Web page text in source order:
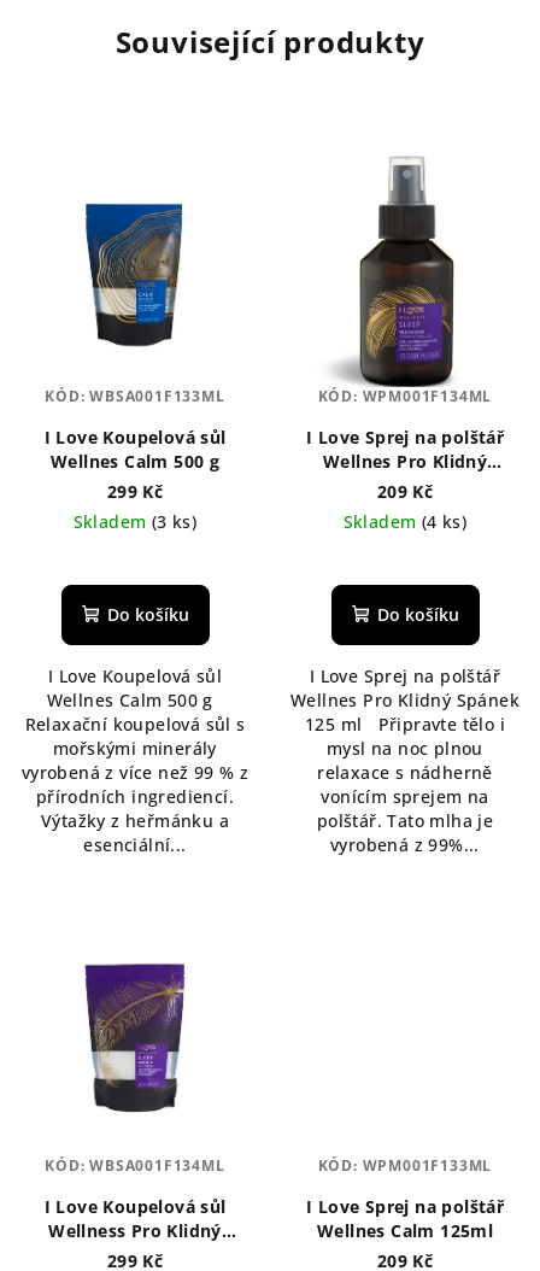
Související produkty
I Love Koupelová sůl
Wellnes Calm 500 g
299 Kč
Skladem (3 ks)
hodnocení
produktu
z
5
hvězdiček.
Do košíku
I Love Koupelová sůl
Wellnes Calm 500 g
Relaxační koupelová sůl s
mořskými minerály
vyrobená z více než 99 % z
přírodních ingrediencí.
Výtažky z heřmánku a
esenciální...
KÓD:WBSA001F133ML
I Love Sprej na polštář
Wellnes Pro Klidný
Spánek 125 ml
209 Kč
Skladem (4 ks)
Do košíku
I Love Sprej na polštář
Wellnes Pro Klidný Spánek
125 ml Připravte tělo i
mysl na noc plnou
relaxace s nádherně
vonícím sprejem na
polštář. Tato mlha je
vyrobená z 99%...
KÓD: WPM001F134ML
I Love Koupelová sůl
Wellness Pro Klidný
Spánek 500 g
299 Kč
KÓD:WBSA001F134ML
I Love Sprej na polštář
Wellnes Calm 125ml
209 Kč
KÓD: WPM001F133ML